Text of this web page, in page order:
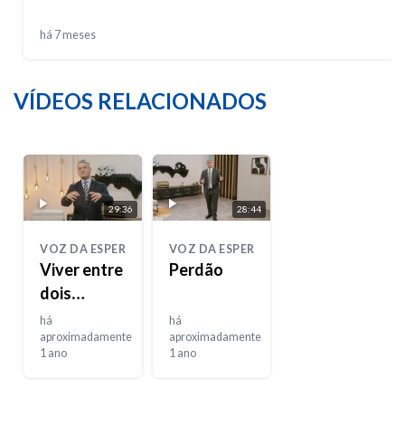
há 7 meses
VÍDEOS RELACIONADOS
29:36
VOZ DA ESPERANÇA
Viver entre
dois
mundos
há
aproximadamente
1 ano
28:44
VOZ DA ESPERANÇA
Perdão
há
aproximadamente
1 ano